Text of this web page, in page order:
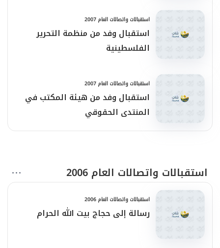
استقبالات واتصالات العام 2007
استقبال وفد من منظمة التحرير
الفلسطينية
استقبالات واتصالات العام 2007
استقبال وفد من هيئة المكتب في
المنتدى الحقوقي
استقبالات واتصالات العام 2006
استقبالات واتصالات العام 2006
رسالة إلى حجاج بيت الله الحرام